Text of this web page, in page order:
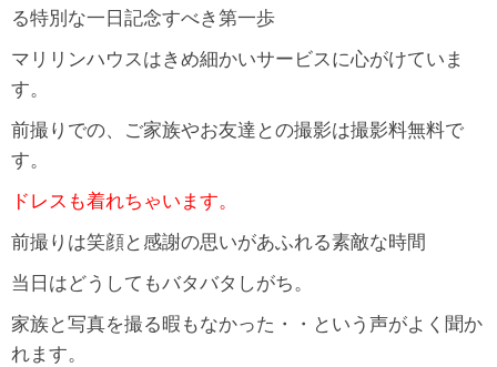
る特別な一日記念すべき第一歩
マリリンハウスはきめ細かいサービスに心がけていま
す。
前撮りでの、ご家族やお友達との撮影は撮影料無料で
す。
ドレスも着れちゃいます。
前撮りは笑顔と感謝の思いがあふれる素敵な時間
当日はどうしてもバタバタしがち。
家族と写真を撮る暇もなかった・・という声がよく聞か
れます。